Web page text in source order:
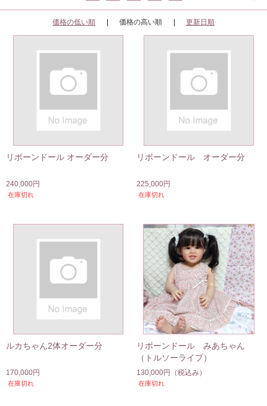
価格の低い順 価格の高い順 更新日順
リボーンドール オーダー分
240,000円
在庫切れ
リボーンドール オーダー分
225,000円
在庫切れ
ルカちゃん2体オーダー分
170,000円
在庫切れ
リボーンドール みあちゃん
（トルソーライプ）
130,000円 （税込み）
在庫切れ